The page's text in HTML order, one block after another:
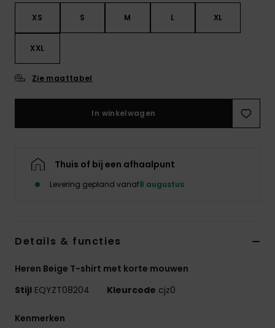
XS S M L XL
XXL
Zie maattabel
In winkelwagen
Thuis of bij een afhaalpunt
Levering gepland vanaf8 augustus
Details & functies
Heren Beige T-shirt met korte mouwen
Stijl EQYZT08204 Kleurcode cjz0
Kenmerken